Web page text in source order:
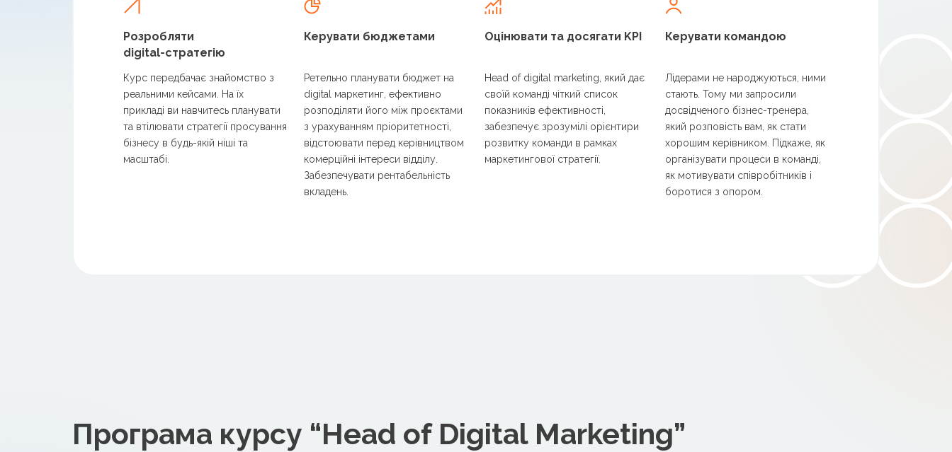
Розробляти
digital-стратегію
Курс передбачає знайомство з
реальними кейсами. На їх
прикладі ви навчитесь планувати
та втілювати стратегії просування
бізнесу в будь-якій ніші та
масштабі.
Керувати бюджетами
Ретельно планувати бюджет на
digital маркетинг, ефективно
розподіляти його між проєктами
з урахуванням пріоритетності,
відстоювати перед керівництвом
комерційні інтереси відділу.
Забезпечувати рентабельність
вкладень.
Оцінювати та досягати KPI
Head of digital marketing, який дає
своїй команді чіткий список
показників ефективності,
забезпечує зрозумілі орієнтири
розвитку команди в рамках
маркетингової стратегії.
Керувати командою
Лідерами не народжуються, ними
стають. Тому ми запросили
досвідченого бізнес-тренера,
який розповість вам, як стати
хорошим керівником. Підкаже, як
організувати процеси в команді,
як мотивувати співробітників і
боротися з опором.
Програма курсу “Head of Digital Marketing”